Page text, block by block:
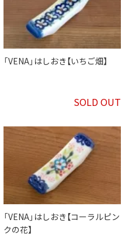
「VENA」はしおき【いちご畑】
SOLD OUT
「VENA」はしおき【コーラルピン
クの花】